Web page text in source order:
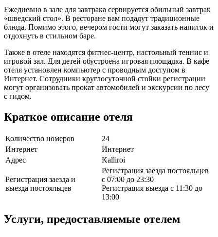
Ежедневно в зале для завтрака сервируется обильный завтрак
«шведский стол». В ресторане вам подадут традиционные
блюда. Помимо этого, вечером гости могут заказать напиток и
отдохнуть в стильном баре.
Также в отеле находятся фитнес-центр, настольный теннис и
игровой зал. Для детей обустроена игровая площадка. В кафе
отеля установлен компьютер с проводным доступом в
Интернет. Сотрудники круглосуточной стойки регистрации
могут организовать прокат автомобилей и экскурсии по лесу
с гидом.
Краткое описание отеля
Количество номеров
24
Интернет
Интернет
Адрес
Kalliroi
Регистрация заезда и
выезда постояльцев
Регистрация заезда постояльцев
с 07:00 до 23:30
Регистрация выезда с 11:30 до
13:00
Услуги, предоставляемые отелем